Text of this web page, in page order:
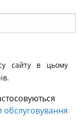
та
виборов
з тайського